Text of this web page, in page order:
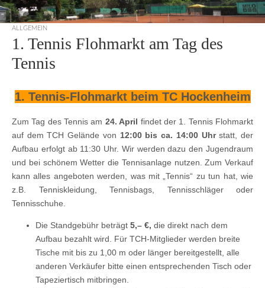
ALLGEMEIN
1. Tennis Flohmarkt am Tag des
Tennis
1. Tennis-Flohmarkt beim TC Hockenheim
Zum Tag des Tennis am 24. April findet der 1. Tennis Flohmarkt
auf dem TCH Gelände von 12:00 bis ca. 14:00 Uhrstatt, der
Aufbau erfolgt ab 11:30 Uhr. Wir werden dazu den Jugendraum
und bei schönem Wetter die Tennisanlage nutzen. Zum Verkauf
kann alles angeboten werden, was mit „Tennis“ zu tun hat, wie
z.B. Tenniskleidung, Tennisbags, Tennisschläger oder
Tennisschuhe.
Die Standgebühr beträgt 5,– €, die direkt nach dem
Aufbau bezahlt wird. Für TCH-Mitglieder werden breite
Tische mit bis zu 1,00 m oder länger bereitgestellt, alle
anderen Verkäufer bitte einen entsprechenden Tisch oder
Tapeziertisch mitbringen.